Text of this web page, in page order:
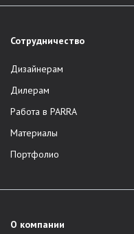
Сотрудничество
Дизайнерам
Дилерам
Работа в PARRA
Материалы
Портфолио
О компании